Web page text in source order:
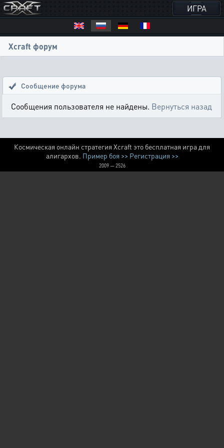
ИГРА
Xcraft форум
Сообщение форума
Сообщения пользователя не найдены. Вернуться назад
Космическая онлайн стратегия Xcraft это бесплатная игра для
алигархов. Пример боя >> Регистрация >>
2009 — 2526